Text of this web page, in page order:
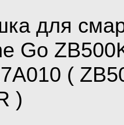
для
Go
(
)